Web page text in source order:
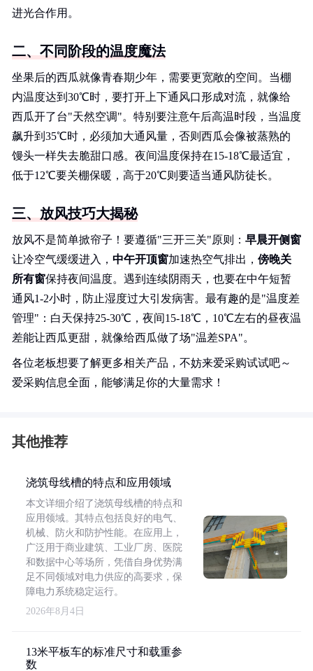
进光合作用。
二、不同阶段的温度魔法
坐果后的西瓜就像青春期少年，需要更宽敞的空间。当棚
内温度达到30℃时，要打开上下通风口形成对流，就像给
西瓜开了台"天然空调"。特别要注意午后高温时段，当温度
飙升到35℃时，必须加大通风量，否则西瓜会像被蒸熟的
馒头一样失去脆甜口感。夜间温度保持在15-18℃最适宜，
低于12℃要关棚保暖，高于20℃则要适当通风防徒长。
三、放风技巧大揭秘
放风不是简单掀帘子！要遵循"三开三关"原则： 早晨开侧窗
让冷空气缓缓进入， 中午开顶窗加速热空气排出， 傍晚关
所有窗保持夜间温度。遇到连续阴雨天，也要在中午短暂
通风1-2小时，防止湿度过大引发病害。最有趣的是"温度差
管理"：白天保持25-30℃，夜间15-18℃，10℃左右的昼夜温
差能让西瓜更甜，就像给西瓜做了场"温差SPA"。
各位老板想要了解更多相关产品，不妨来爱采购试试吧～
爱采购信息全面，能够满足你的大量需求！
其他推荐
浇筑母线槽的特点和应用领域
本文详细介绍了浇筑母线槽的特点和
应用领域。其特点包括良好的电气、
机械、防火和防护性能。在应用上，
广泛用于商业建筑、工业厂房、医院
和数据中心等场所，凭借自身优势满
足不同领域对电力供应的高要求，保
障电力系统稳定运行。
2026年8月4日
13米平板车的标准尺寸和载重参
数